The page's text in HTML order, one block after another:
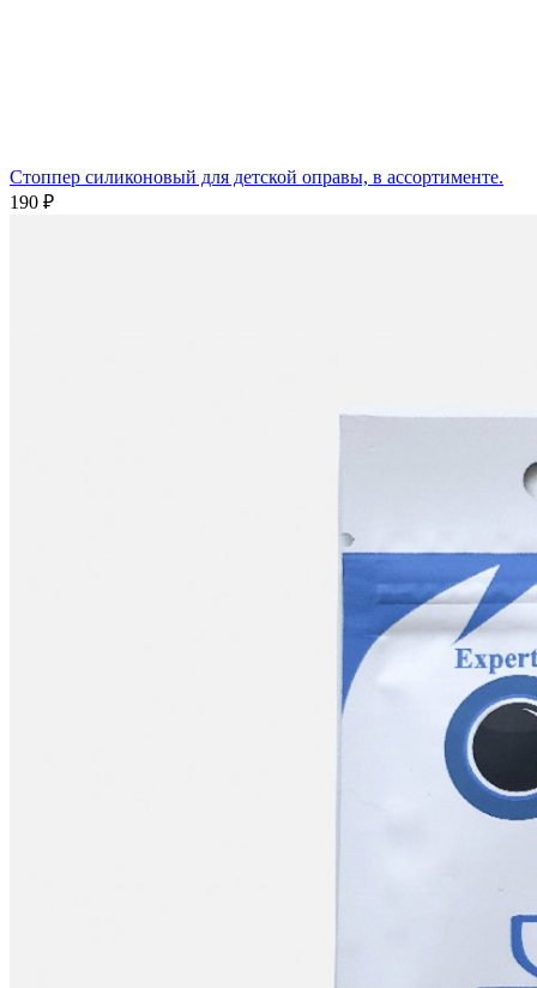
Стоппер силиконовый для детской оправы, в ассортименте.
190 ₽